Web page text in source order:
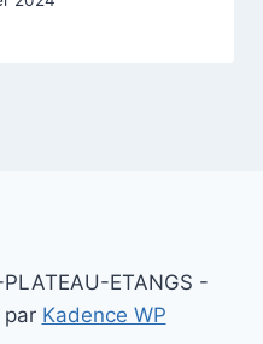
ETANGS -
par Kadence WP